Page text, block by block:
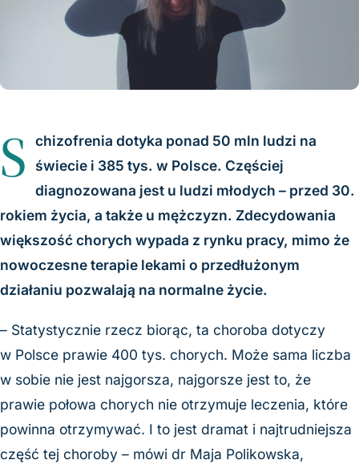
S
chizofrenia dotyka ponad 50 mln ludzi na
świecie i 385 tys. w Polsce. Częściej
diagnozowana jest u ludzi młodych – przed 30.
rokiem życia, a także u mężczyzn. Zdecydowania
większość chorych wypada z rynku pracy, mimo że
nowoczesne terapie lekami o przedłużonym
działaniu pozwalają na normalne życie.
– Statystycznie rzecz biorąc, ta choroba dotyczy
w Polsce prawie 400 tys. chorych. Może sama liczba
w sobie nie jest najgorsza, najgorsze jest to, że
prawie połowa chorych nie otrzymuje leczenia, które
powinna otrzymywać. I to jest dramat i najtrudniejsza
część tej choroby – mówi dr Maja Polikowska,